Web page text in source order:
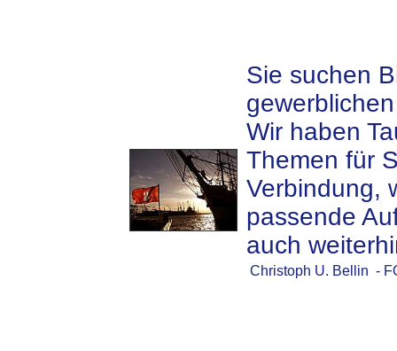
Sie suchen
Wir haben
Themen für
Verbindung,
passende
auch
Christoph U. Bellin -